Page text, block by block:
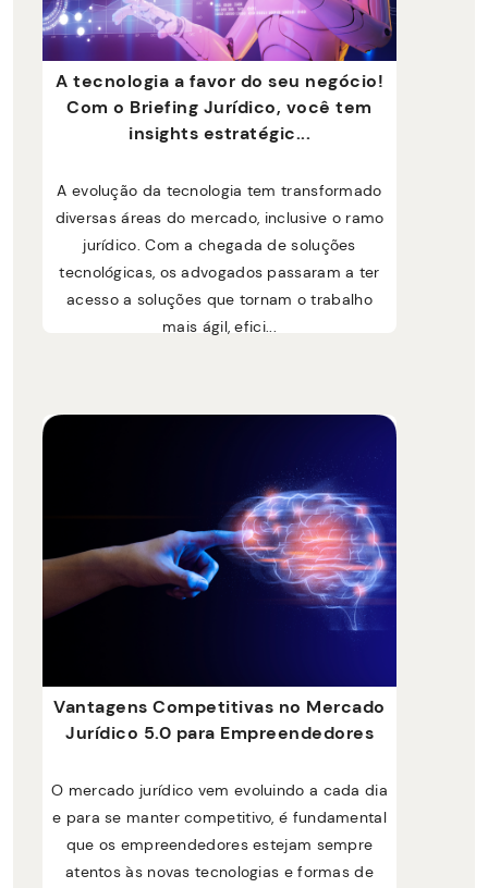
A tecnologia a favor do seu negócio!
Com o Briefing Jurídico, você tem
insights estratégic...
A evolução da tecnologia tem transformado
diversas áreas do mercado, inclusive o ramo
jurídico. Com a chegada de soluções
tecnológicas, os advogados passaram a ter
acesso a soluções que tornam o trabalho
mais ágil, efici...
Vantagens Competitivas no Mercado
Jurídico 5.0 para Empreendedores
O mercado jurídico vem evoluindo a cada dia
e para se manter competitivo, é fundamental
que os empreendedores estejam sempre
atentos às novas tecnologias e formas de